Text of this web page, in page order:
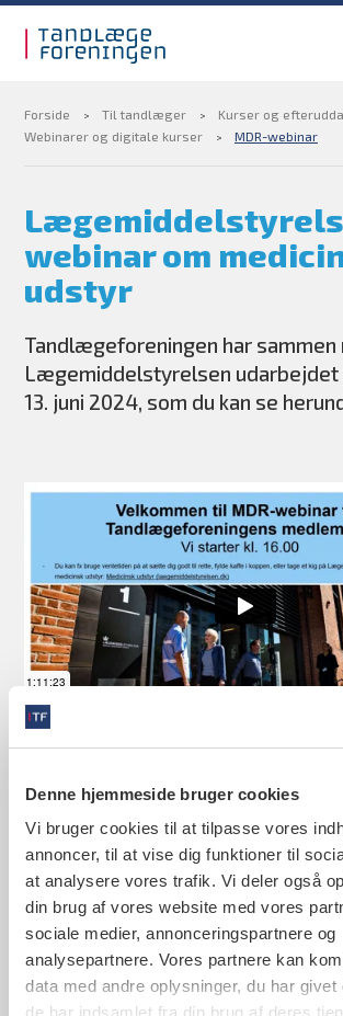
Denne hjemmeside bruger cookies
Vi bruger cookies til at tilpasse vores
annoncer, til at vise dig funktioner til
at analysere vores trafik. Vi deler også
din brug af vores website med vores
sociale medier, annonceringspartnere og
analysepartnere. Vores partnere kan
data med andre oplysninger, du har givet
de har indsamlet fra din brug af deres
Til tandlæger
Medlemsfordele
Om foreningen
Find din tandlægevagt
Kurser og efteruddannelse
Forside Til tandlæger
Kurser og
Webinarer og digitale kurser
MDR-webinar
webinar om
udstyr
Tandlægeforeningen har sammen
Lægemiddelstyrelsen udarbejdet
13. juni 2024, som du kan se
Kontaktinformationer
Tandlægeforeningen
Amaliegade 17
1256 København K
Telefon: 70 25 77 11
CVR: 21318418
Man-tors kl. 9.00-16.00
Fre kl. 9.00-15.30